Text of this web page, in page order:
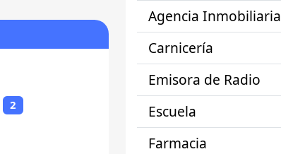
2
Agencia Inmobiliaria
Carnicería
Emisora de Radio
Escuela
Farmacia